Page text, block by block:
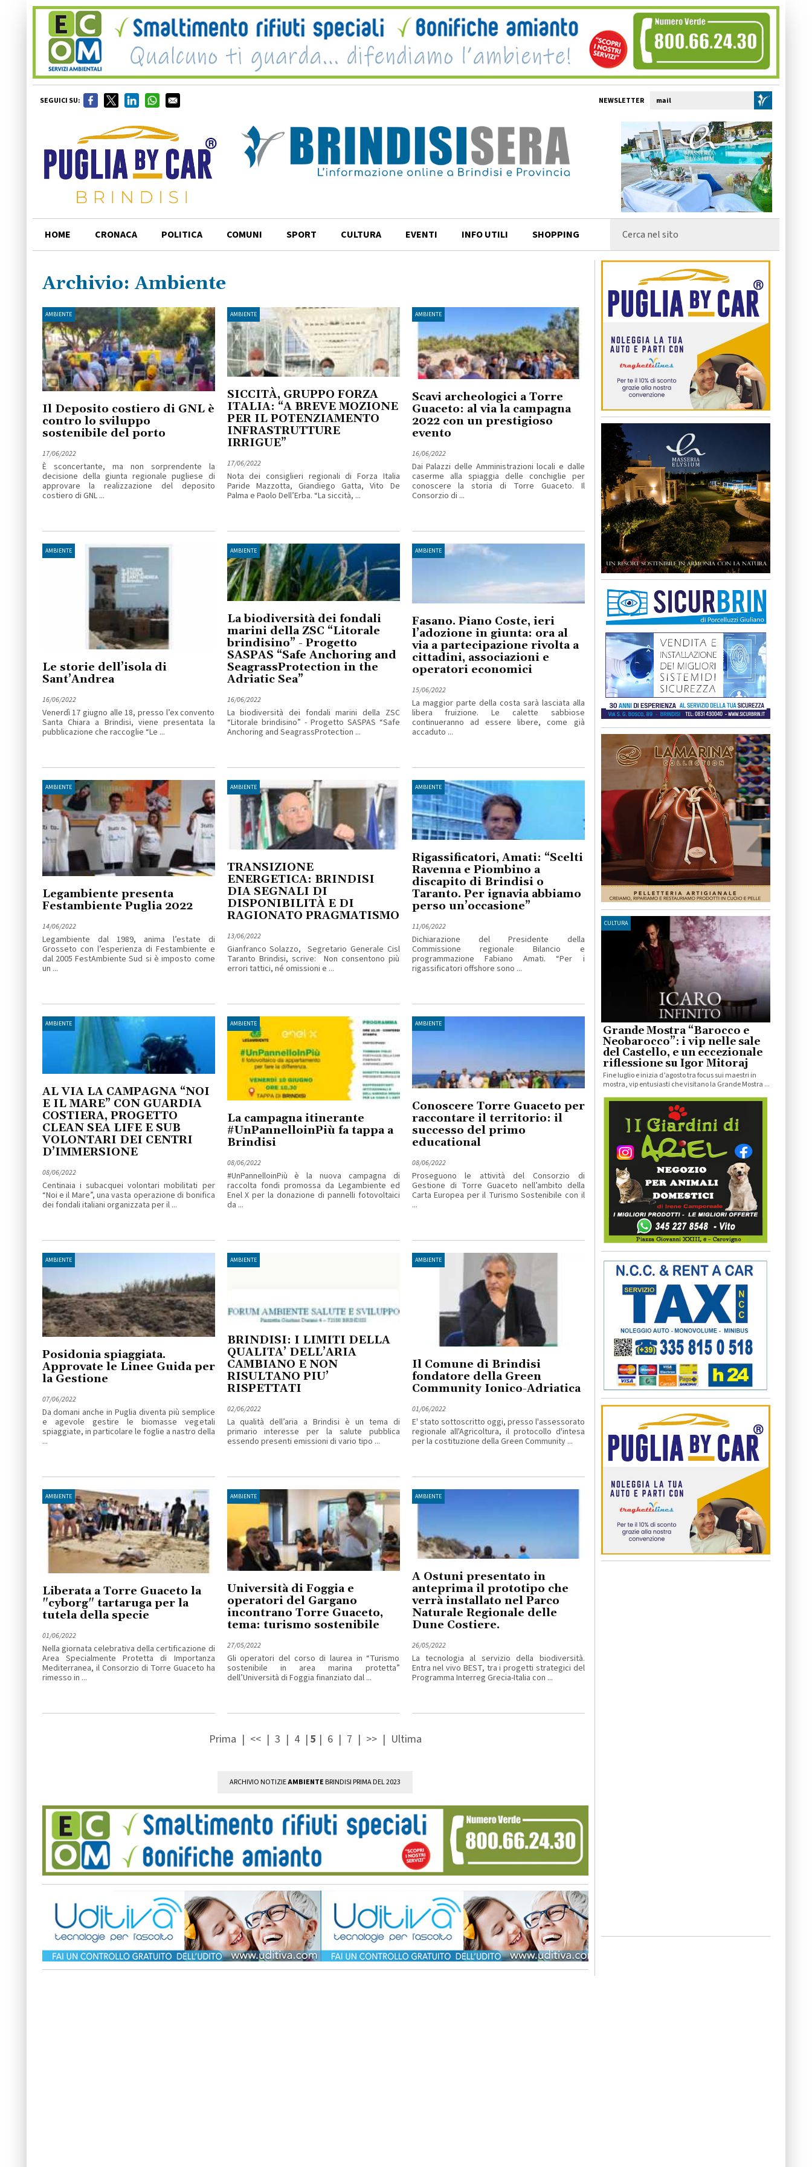
SEGUICI SU: NEWSLETTER
HOME CRONACA POLITICA COMUNI SPORT CULTURA EVENTI INFO UTILI SHOPPING
Archivio: Ambiente
AMBIENTE
Il Deposito costiero di GNL è
contro lo sviluppo
sostenibile del porto
17/06/2022
È sconcertante, ma non sorprendente la
decisione della giunta regionale pugliese di
approvare la realizzazione del deposito
costiero di GNL ...
AMBIENTE
SICCITÀ, GRUPPO FORZA
ITALIA: “A BREVE MOZIONE
PER IL POTENZIAMENTO
INFRASTRUTTURE
IRRIGUE”
17/06/2022
Nota dei consiglieri regionali di Forza Italia
Paride Mazzotta, Giandiego Gatta, Vito De
Palma e Paolo Dell’Erba. “La siccità, ...
AMBIENTE
Scavi archeologici a Torre
Guaceto: al via la campagna
2022 con un prestigioso
evento
16/06/2022
Dai Palazzi delle Amministrazioni locali e dalle
caserme alla spiaggia delle conchiglie per
conoscere la storia di Torre Guaceto. Il
Consorzio di ...
AMBIENTE
Le storie dell’isola di
Sant’Andrea
16/06/2022
Venerdì 17 giugno alle 18, presso l’ex convento
Santa Chiara a Brindisi, viene presentata la
pubblicazione che raccoglie “Le ...
AMBIENTE
La biodiversità dei fondali
marini della ZSC “Litorale
brindisino” - Progetto
SASPAS “Safe Anchoring and
SeagrassProtection in the
Adriatic Sea”
16/06/2022
La biodiversità dei fondali marini della ZSC
“Litorale brindisino” - Progetto SASPAS “Safe
Anchoring and SeagrassProtection ...
AMBIENTE
Fasano. Piano Coste, ieri
l’adozione in giunta: ora al
via a partecipazione rivolta a
cittadini, associazioni e
operatori economici
15/06/2022
La maggior parte della costa sarà lasciata alla
libera fruizione. Le calette sabbiose
continueranno ad essere libere, come già
accaduto ...
AMBIENTE
Legambiente presenta
Festambiente Puglia 2022
14/06/2022
Legambiente dal 1989, anima l’estate di
Grosseto con l’esperienza di Festambiente e
dal 2005 FestAmbiente Sud si è imposto come
un ...
AMBIENTE
TRANSIZIONE
ENERGETICA: BRINDISI
DIA SEGNALI DI
DISPONIBILITÀ E DI
RAGIONATO PRAGMATISMO
13/06/2022
Gianfranco Solazzo, Segretario Generale Cisl
Taranto Brindisi, scrive: Non consentono più
errori tattici, né omissioni e ...
AMBIENTE
Rigassificatori, Amati: “Scelti
Ravenna e Piombino a
discapito di Brindisi o
Taranto. Per ignavia abbiamo
perso un’occasione”
11/06/2022
Dichiarazione del Presidente della
Commissione regionale Bilancio e
programmazione Fabiano Amati. “Per i
rigassificatori offshore sono ...
AMBIENTE
AL VIA LA CAMPAGNA “NOI
E IL MARE” CON GUARDIA
COSTIERA, PROGETTO
CLEAN SEA LIFE E SUB
VOLONTARI DEI CENTRI
D’IMMERSIONE
08/06/2022
Centinaia i subacquei volontari mobilitati per
“Noi e il Mare”, una vasta operazione di bonifica
dei fondali italiani organizzata per il ...
AMBIENTE
La campagna itinerante
#UnPannelloinPiù fa tappa a
Brindisi
08/06/2022
#UnPannelloinPiù è la nuova campagna di
raccolta fondi promossa da Legambiente ed
Enel X per la donazione di pannelli fotovoltaici
da ...
AMBIENTE
Conoscere Torre Guaceto per
raccontare il territorio: il
successo del primo
educational
08/06/2022
Proseguono le attività del Consorzio di
Gestione di Torre Guaceto nell’ambito della
Carta Europea per il Turismo Sostenibile con il
...
AMBIENTE
Posidonia spiaggiata.
Approvate le Linee Guida per
la Gestione
07/06/2022
Da domani anche in Puglia diventa più semplice
e agevole gestire le biomasse vegetali
spiaggiate, in particolare le foglie a nastro della
...
AMBIENTE
BRINDISI: I LIMITI DELLA
QUALITA’ DELL’ARIA
CAMBIANO E NON
RISULTANO PIU’
RISPETTATI
02/06/2022
La qualità dell’aria a Brindisi è un tema di
primario interesse per la salute pubblica
essendo presenti emissioni di vario tipo ...
AMBIENTE
Il Comune di Brindisi
fondatore della Green
Community Ionico-Adriatica
01/06/2022
E' stato sottoscritto oggi, presso l'assessorato
regionale all'Agricoltura, il protocollo d'intesa
per la costituzione della Green Community ...
AMBIENTE
Liberata a Torre Guaceto la
"cyborg" tartaruga per la
tutela della specie
01/06/2022
Nella giornata celebrativa della certificazione di
Area Specialmente Protetta di Importanza
Mediterranea, il Consorzio di Torre Guaceto ha
rimesso in ...
AMBIENTE
Università di Foggia e
operatori del Gargano
incontrano Torre Guaceto,
tema: turismo sostenibile
27/05/2022
Gli operatori del corso di laurea in “Turismo
sostenibile in area marina protetta”
dell’Università di Foggia finanziato dal ...
AMBIENTE
A Ostuni presentato in
anteprima il prototipo che
verrà installato nel Parco
Naturale Regionale delle
Dune Costiere.
26/05/2022
La tecnologia al servizio della biodiversità.
Entra nel vivo BEST, tra i progetti strategici del
Programma Interreg Grecia-Italia con ...
Prima | << | 3 | 4 | 5 | 6 | 7 | >> | Ultima
ARCHIVIO NOTIZIEAMBIENTE BRINDISI PRIMA DEL 2023
CULTURA
Grande Mostra “Barocco e
Neobarocco”: i vip nelle sale
del Castello, e un eccezionale
riflessione su Igor Mitoraj
Fine luglio e inizia d’agosto tra focus sui maestri in
mostra, vip entusiasti che visitano la Grande Mostra ...